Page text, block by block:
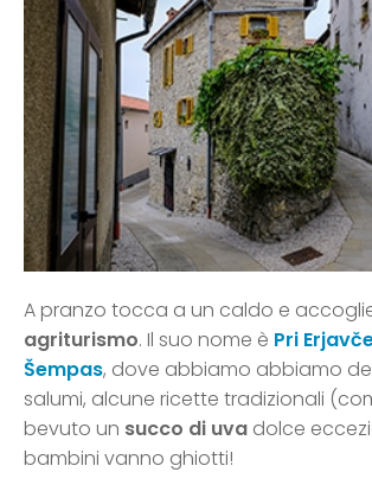
A pranzo tocca a un caldo e
agriturismo. Il suo nome è Pri
Šempas, dove abbiamo abbiamo
salumi, alcune ricette tradizionali
bevuto un succo di uva dolce
bambini vanno ghiotti!